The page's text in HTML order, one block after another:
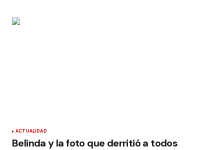
ACTUALIDAD
Belinda y la foto que derritió a todos